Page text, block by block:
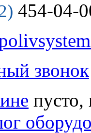
454-04-
звонок
пусто,